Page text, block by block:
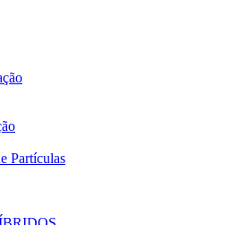
Partículas